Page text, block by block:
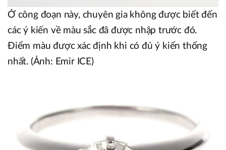
Ở công đoạn này, chuyên gia không được biết đến
các ý kiến về màu sắc đã được nhập trước đó.
Điểm màu được xác định khi có đủ ý kiến thống
nhất. (Ảnh: Emir ICE)